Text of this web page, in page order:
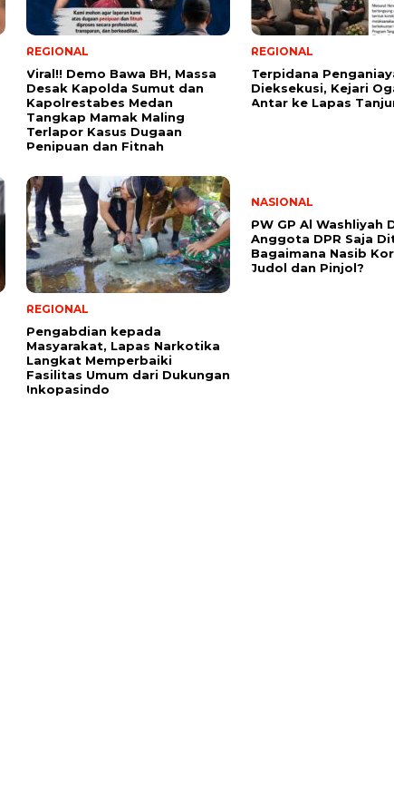
REGIONAL
Viral!! Demo Bawa BH, Massa
Desak Kapolda Sumut dan
Kapolrestabes Medan
Tangkap Mamak Maling
Terlapor Kasus Dugaan
Penipuan dan Fitnah
REGIONAL
Terpidana
Dieksekusi, Kejari
Antar ke Lapas
REGIONAL
Pengabdian kepada
Masyarakat, Lapas Narkotika
Langkat Memperbaiki
Fasilitas Umum dari Dukungan
Inkopasindo
NASIONAL
PW GP Al Washliyah
Anggota DPR Saja
Bagaimana Nasib
Judol dan Pinjol?